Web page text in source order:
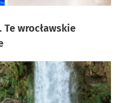
wrocławskie